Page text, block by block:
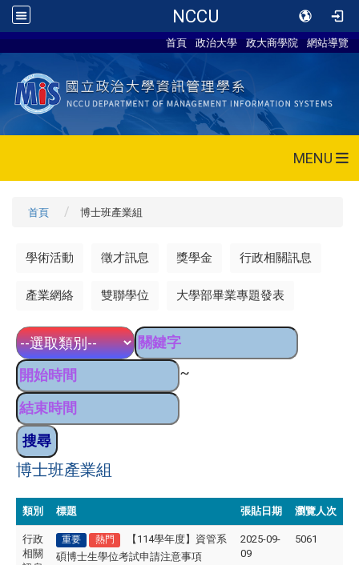
NCCU
首頁 政治大學 政大商學院 網站導覽
MENU
首頁 博士班產業組
學術活動 徵才訊息 獎學金 行政相關訊息
產業網絡 雙聯學位 大學部畢業專題發表
~
博士班產業組
類別 標題 張貼日期 瀏覽人次
行政
相關
重要 熱門
【114學年度】資管系
碩博士生學位考試申請注意事項
2025-09-
09
5061